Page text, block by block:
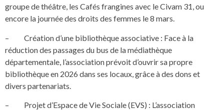
groupe de théâtre, les Cafés frangines avec le Civam 31, ou
encore la journée des droits des femmes le 8 mars.
– Création d’une bibliothèque associative : Face à la
réduction des passages du bus de la médiathèque
départementale, l’association prévoit d’ouvrir sa propre
bibliothèque en 2026 dans ses locaux, grâce à des dons et
divers partenariats.
– Projet d’Espace de Vie Sociale (EVS) : L’association